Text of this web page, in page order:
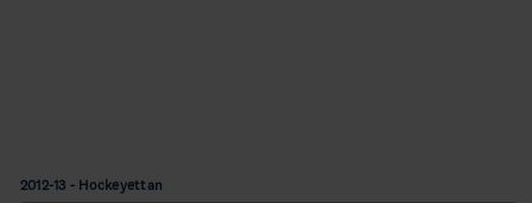
2012-13 - Hockeyettan